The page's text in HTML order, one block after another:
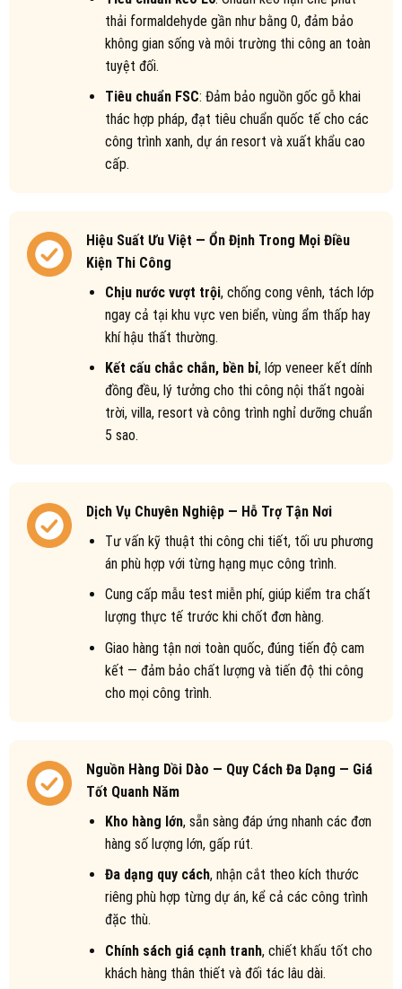
thải formaldehyde gần như bằng 0, đảm bảo
không gian sống và môi trường thi công an toàn
tuyệt đối.
Tiêu chuẩn FSC: Đảm bảo nguồn gốc gỗ khai
thác hợp pháp, đạt tiêu chuẩn quốc tế cho các
công trình xanh, dự án resort và xuất khẩu cao
cấp.
Hiệu Suất Ưu Việt — Ổn Định Trong Mọi Điều
Kiện Thi Công
Chịu nước vượt trội, chống cong vênh, tách lớp
ngay cả tại khu vực ven biển, vùng ẩm thấp hay
khí hậu thất thường.
Kết cấu chắc chắn, bền bỉ, lớp veneer kết dính
đồng đều, lý tưởng cho thi công nội thất ngoài
trời, villa, resort và công trình nghỉ dưỡng chuẩn
5 sao.
Dịch Vụ Chuyên Nghiệp — Hỗ Trợ Tận Nơi
Tư vấn kỹ thuật thi công chi tiết, tối ưu phương
án phù hợp với từng hạng mục công trình.
Cung cấp mẫu test miễn phí, giúp kiểm tra chất
lượng thực tế trước khi chốt đơn hàng.
Giao hàng tận nơi toàn quốc, đúng tiến độ cam
kết — đảm bảo chất lượng và tiến độ thi công
cho mọi công trình.
Nguồn Hàng Dồi Dào — Quy Cách Đa Dạng — Giá
Tốt Quanh Năm
Kho hàng lớn, sẵn sàng đáp ứng nhanh các đơn
hàng số lượng lớn, gấp rút.
Đa dạng quy cách, nhận cắt theo kích thước
riêng phù hợp từng dự án, kể cả các công trình
đặc thù.
Chính sách giá cạnh tranh, chiết khấu tốt cho
khách hàng thân thiết và đối tác lâu dài.